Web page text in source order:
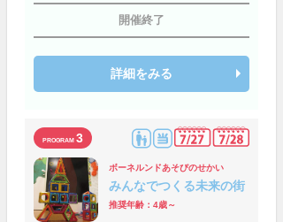
開催終了
詳細をみる
3
ボーネルンドあそびのせかい
みんなでつくる未来の街
推奨年齢：4歳～